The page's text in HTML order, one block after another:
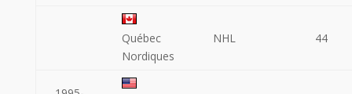
Québec
Nordiques
NHL 44